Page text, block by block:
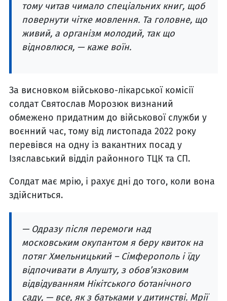
тому читав чимало спеціальних книг, щоб
повернути чітке мовлення. Та головне, що
живий, а організм молодий, так що
відновлюся, — каже воїн.
За висновком військово-лікарської комісії
солдат Святослав Морозюк визнаний
обмежено придатним до військової служби у
воєнний час, тому від листопада 2022 року
перевівся на одну із вакантних посад у
Ізяславський відділ районного ТЦК та СП.
Солдат має мрію, і рахує дні до того, коли вона
здійсниться.
— Одразу після перемоги над
московським окупантом я беру квиток на
потяг Хмельницький – Сімферополь і їду
відпочивати в Алушту, з обов’язковим
відвідуванням Нікітського ботанічного
саду, — все, як з батьками у дитинстві. Мрії